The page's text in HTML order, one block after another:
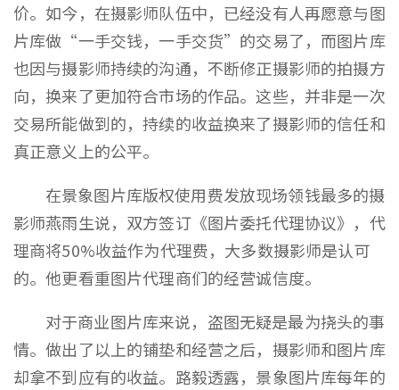
价。如今，在摄影师队伍中，已经没有人再愿意与图
片库做“一手交钱，一手交货”的交易了，而图片库
也因与摄影师持续的沟通，不断修正摄影师的拍摄方
向，换来了更加符合市场的作品。这些，并非是一次
交易所能做到的，持续的收益换来了摄影师的信任和
真正意义上的公平。
在景象图片库版权使用费发放现场领钱最多的摄
影师燕雨生说，双方签订《图片委托代理协议》，代
理商将50%收益作为代理费，大多数摄影师是认可
的。他更看重图片代理商们的经营诚信度。
对于商业图片库来说，盗图无疑是最为挠头的事
情。做出了以上的铺垫和经营之后，摄影师和图片库
却拿不到应有的收益。路毅透露，景象图片库每年的